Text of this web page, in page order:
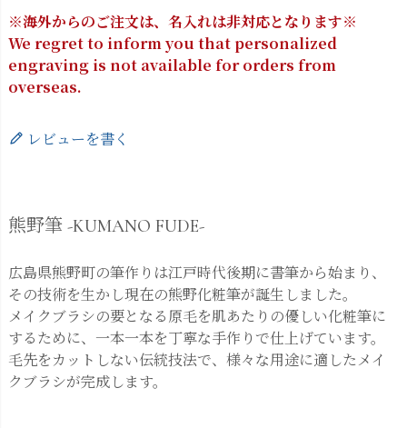
※海外からのご注文は、名入れは非対応となります※
We regret to inform you that personalized
engraving is not available for orders from
overseas.
レビューを書く
熊野筆 -KUMANO FUDE-
広島県熊野町の筆作りは江戸時代後期に書筆から始まり、
その技術を生かし現在の熊野化粧筆が誕生しました。
メイクブラシの要となる原毛を肌あたりの優しい化粧筆に
するために、一本一本を丁寧な手作りで仕上げています。
毛先をカットしない伝統技法で、様々な用途に適したメイ
クブラシが完成します。